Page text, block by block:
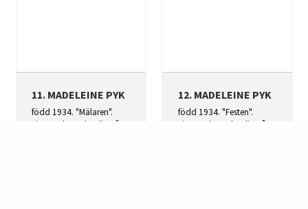
11. MADELEINE PYK
född 1934. "Mälaren".
Signerad M Pyk. Olja på
12. MADELEINE PYK
född 1934. "Festen".
Signerad M Pyk. Olja på